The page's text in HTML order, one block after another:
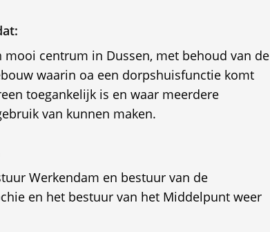
mooi centrum in Dussen, met behoud van de
waarin oa een dorpshuisfunctie komt
toegankelijk is en waar meerdere
van kunnen maken.
Werkendam en bestuur van de
en het bestuur van het Middelpunt weer